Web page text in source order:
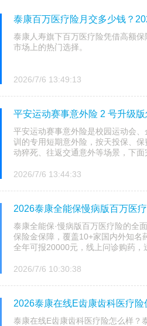
泰康百万医疗险月交多少钱？
泰康人寿旗下百万医疗险凭借高额
市场上的热门选择。
2026/7/6 13:49:13
平安运动赛事意外险 2 号升级
平安运动赛事意外险是校园运动会
训的专用短期意外险，按天投保、
动猝死、往返交通意外等场景，下
2026/7/6 13:44:33
2026泰康全能保慢病版百万医
泰康全能保·慢病版百万医疗险的全
保险金保障，覆盖10+家国内外知名
全年可报20000元，线上问诊购药，
2026/7/6 10:30:38
2026泰康在线E齿康齿科医疗
泰康在线E齿康齿科医疗险怎么样？